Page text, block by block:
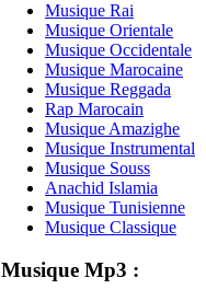
Musique Rai
Musique Orientale
Musique Occidentale
Musique Marocaine
Musique Reggada
Rap Marocain
Musique Amazighe
Musique Instrumental
Musique Souss
Anachid Islamia
Musique Tunisienne
Musique Classique
Musique Mp3 :